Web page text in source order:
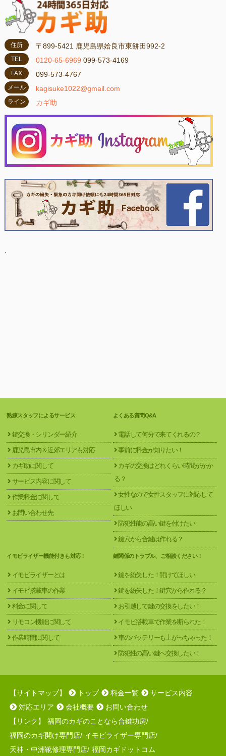
住所 〒899-5421 鹿児島県姶良市東餅田992-2
TEL 0120-65-6969 099-573-4169
FAX 099-573-4767
メール kagisuke1022@gmail.com
ライン カギ助
熟練スタッフによるサービス
鍵交換・シリンダー紹介
鹿児島市内＆近郊エリアも対応
カギ助に関して
サービス内容に関して
作業料金に関して
お問い合わせ先
よくある質問Q&A
電話して何分で来てくれるの？
事前に料金が知りたい！
カギの交換はどれくらい時間がかか
る？
女性なので女性スタッフに対応して
ほしい
防犯性能の高い鍵を付けたい
鍵穴から合鍵は作れる？
イモビライザー機能付きも対応！
イモビライザーとは
イモビ搭載車の作業
料金に関して
リモコン機能に関して
作業時間に関して
鍵関係のトラブル、ご相談ください！
鍵を紛失した！開けてほしい
鍵を紛失した！鍵穴から作れる？
お引越しで鍵の交換をしたい！
イモビ搭載車で作業を断られた！
車のバッテリーも上がっちゃった！
防犯性の高い鍵へ交換したい！
【サイトマップ】 トップ 料金一覧
サービス内容
対応エリア
会社概要
お問い合わせ
【リンク】
福岡のカギのことなら合鍵功房/
福岡のカギ開け専門店/ イモビライザー専門店/
天神・中洲靴修理専門店/ 福岡カギドットコム